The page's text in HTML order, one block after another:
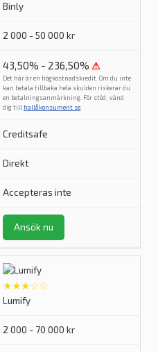
Binly
2 000 - 50 000 kr
43,50% - 236,50% ⚠
Det här är en högkostnadskredit. Om du inte
kan betala tillbaka hela skulden riskerar du
en betalningsanmärkning. För stöd, vänd
dig till hallåkonsument.se
Creditsafe
Direkt
Accepteras inte
Ansök nu
★★★☆☆
Lumify
2 000 - 70 000 kr